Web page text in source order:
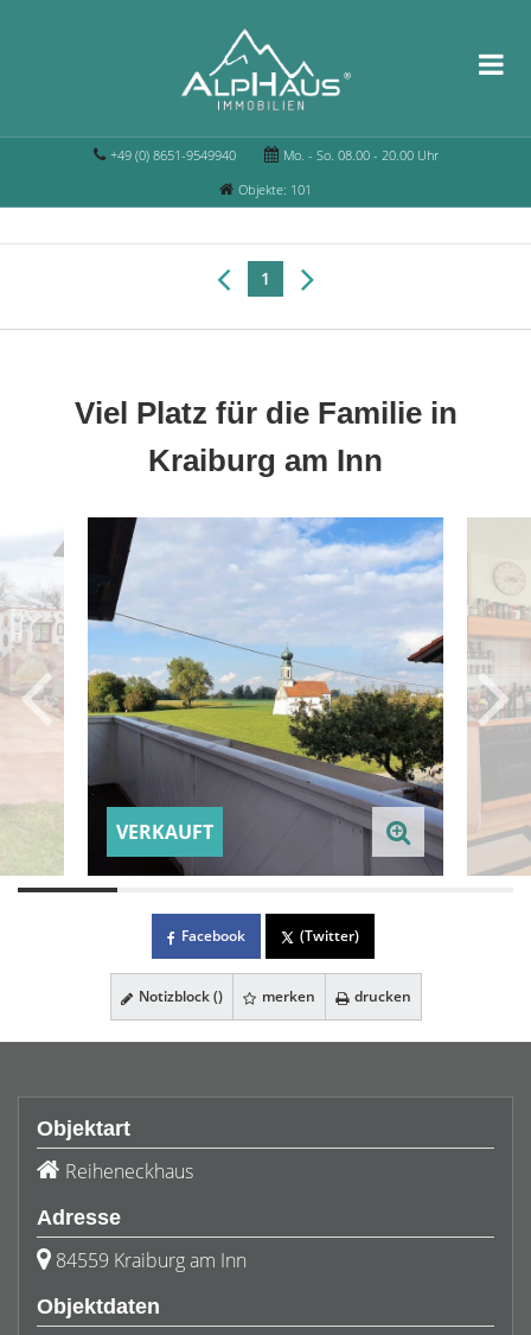
+49 (0) 8651-9549940
Mo. - So. 08.00 - 20.00 Uhr
Objekte: 101
1
Viel Platz für die Familie in
Kraiburg am Inn
VERKAUFT
Facebook (Twitter)
Notizblock () merken drucken
Objektart
Reiheneckhaus
Adresse
84559 Kraiburg am Inn
Objektdaten